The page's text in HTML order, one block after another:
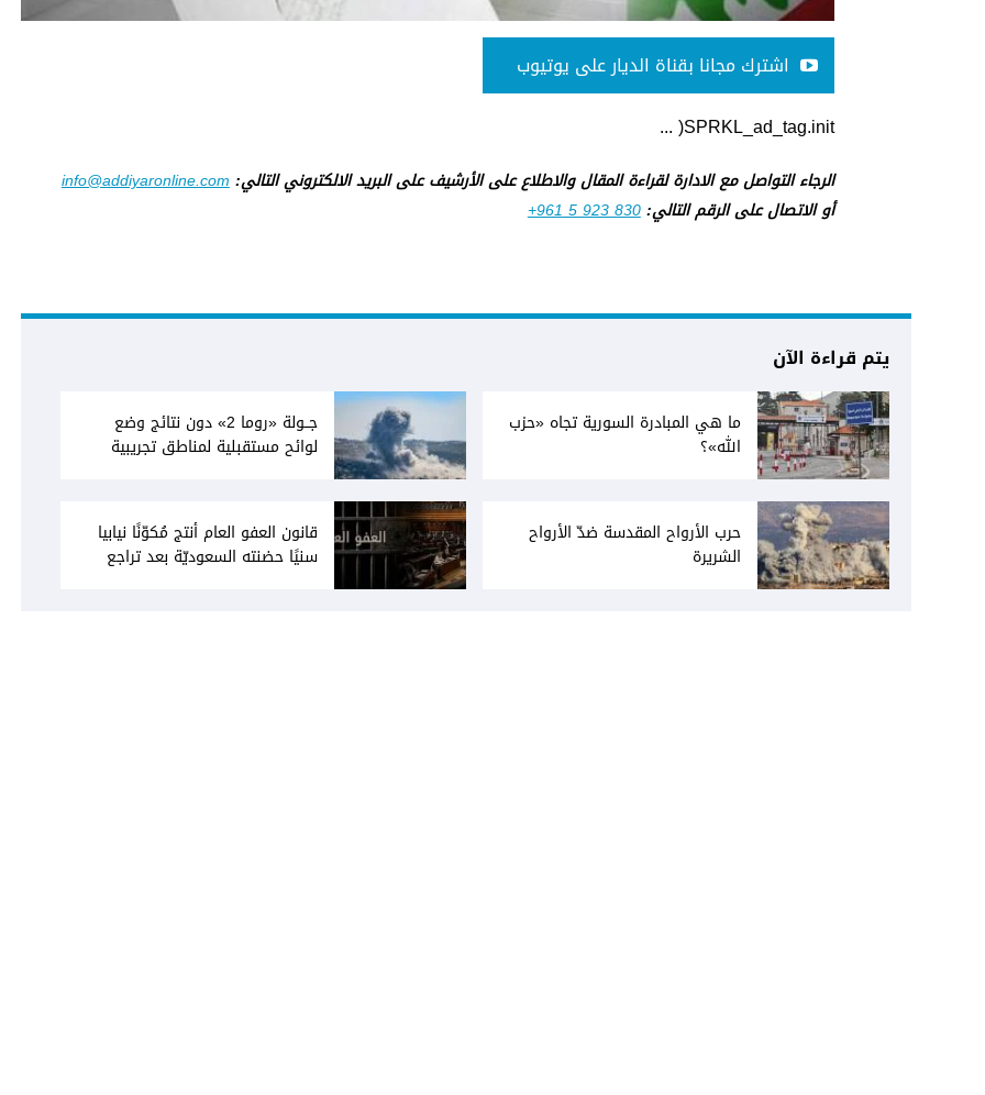
اشترك مجانا بقناة الديار على يوتيوب
SPRKL_ad_tag.init( ...
الرجاء التواصل مع الادارة لقراءة المقال والاطلاع على الأرشيف على البريد الالكتروني التالي:info@addiyaronline.com
أو الاتصال على الرقم التالي:+961 5 923 830
يتم قراءة الآن
ما هي المبادرة السورية تجاه «حزب
الله»؟
جــولة «روما 2» دون نتائج وضع
لوائح مستقبلية لمناطق تجريبية
حرب الأرواح المقدسة ضدّ الأرواح
الشريرة
قانون العفو العام أنتج مُكوّنًا نيابيا
سنيًا حضنته السعوديّة بعد تراجع